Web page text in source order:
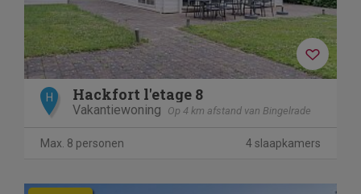
H Hackfort l'etage 8
Vakantiewoning Op 4 km afstand van Bingelrade
Max. 8 personen 4 slaapkamers